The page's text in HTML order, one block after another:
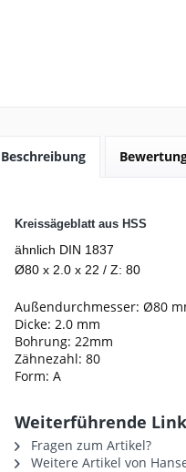
Beschreibung
Kreissägeblatt aus HSS
ähnlich DIN 1837
Ø80 x 2.0 x 22 / Z: 80
Außendurchmesser: Ø80
Dicke: 2.0 mm
Bohrung: 22mm
Zähnezahl: 80
Form: A
Weiterführende
Fragen zum Artikel?
Weitere Artikel von